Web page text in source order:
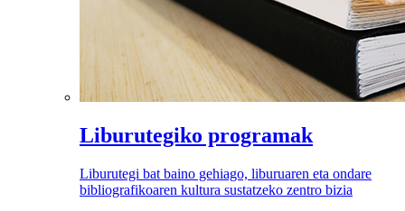
Liburutegiko programak
Liburutegi bat baino gehiago, liburuaren eta ondare
bibliografikoaren kultura sustatzeko zentro bizia